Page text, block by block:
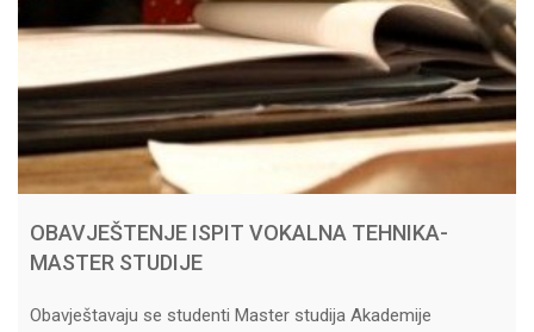
OBAVJEŠTENJE ISPIT VOKALNA TEHNIKA-
MASTER STUDIJE
Obavještavaju se studenti Master studija Akademije